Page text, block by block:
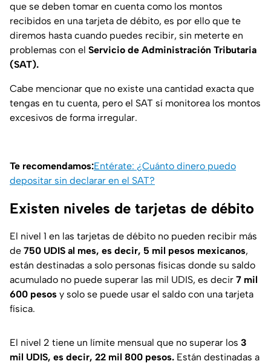
que se deben tomar en cuenta como los montos
recibidos en una tarjeta de débito, es por ello que te
diremos hasta cuando puedes recibir, sin meterte en
problemas con el Servicio de Administración Tributaria
(SAT).
Cabe mencionar que no existe una cantidad exacta que
tengas en tu cuenta, pero el SAT sí monitorea los montos
excesivos de forma irregular.
Te recomendamos:Entérate: ¿Cuánto dinero puedo
depositar sin declarar en el SAT?
Existen niveles de tarjetas de débito
El nivel 1 en las tarjetas de débito no pueden recibir más
de 750 UDIS al mes, es decir, 5 mil pesos mexicanos,
están destinadas a solo personas físicas donde su saldo
acumulado no puede superar las mil UDIS, es decir 7 mil
600 pesos y solo se puede usar el saldo con una tarjeta
física.
El nivel 2 tiene un límite mensual que no superar los 3
mil UDIS, es decir, 22 mil 800 pesos. Están destinadas a